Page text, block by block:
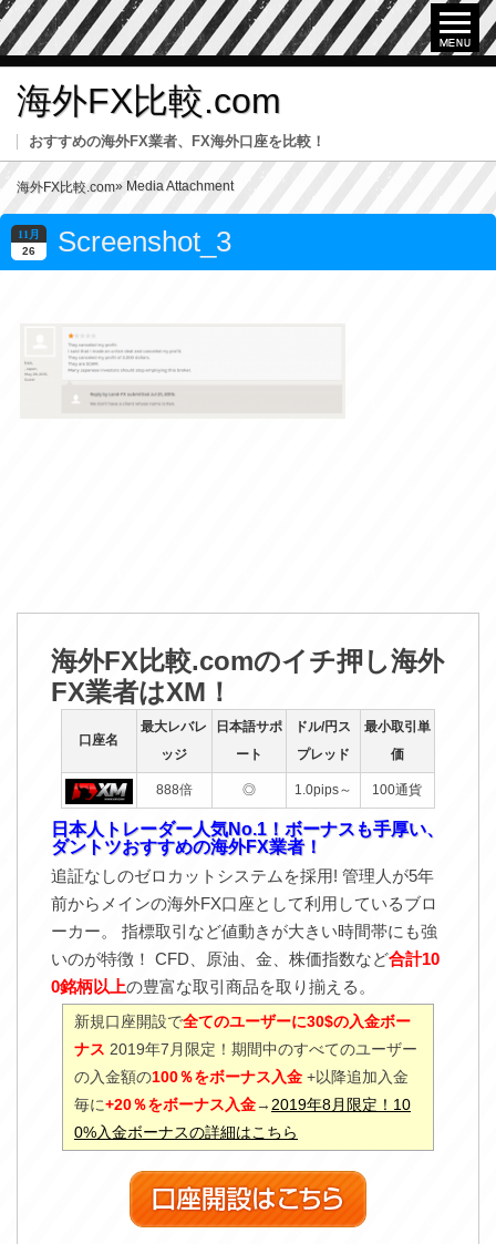
海外FX比較.com
おすすめの海外FX業者、FX海外口座を比較！
海外FX比較.com» Media Attachment
11月
26 Screenshot_3
海外FX比較.comのイチ押し海外
FX業者はXM！
口座名
最大レバレ
ッジ
日本語サポ
ート
ドル/円ス
プレッド
最小取引単
価
888倍 ◎ 1.0pips～ 100通貨
日本人トレーダー人気No.1！ボーナスも手厚い、
ダントツおすすめの海外FX業者！
追証なしのゼロカットシステムを採用! 管理人が5年
前からメインの海外FX口座として利用しているブロ
ーカー。 指標取引など値動きが大きい時間帯にも強
いのが特徴！ CFD、原油、金、株価指数など合計10
0銘柄以上の豊富な取引商品を取り揃える。
新規口座開設で全てのユーザーに30$の入金ボー
ナス 2019年7月限定！期間中のすべてのユーザー
の入金額の100％をボーナス入金 +以降追加入金
毎に+20％をボーナス入金→ 2019年8月限定！10
0%入金ボーナスの詳細はこちら